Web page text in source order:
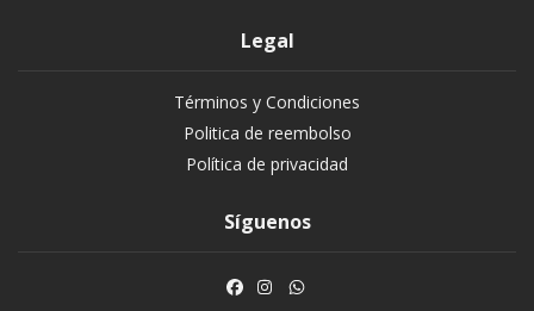
Legal
Términos y Condiciones
Politica de reembolso
Política de privacidad
Síguenos